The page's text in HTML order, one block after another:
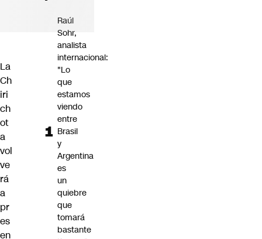
La
Ch
iri
ch
ot
a
vol
ve
rá
a
pr
es
en
Raúl
Sohr,
analista
internacional:
"Lo
que
estamos
viendo
entre
Brasil
y
Argentina
es
un
quiebre
que
tomará
bastante